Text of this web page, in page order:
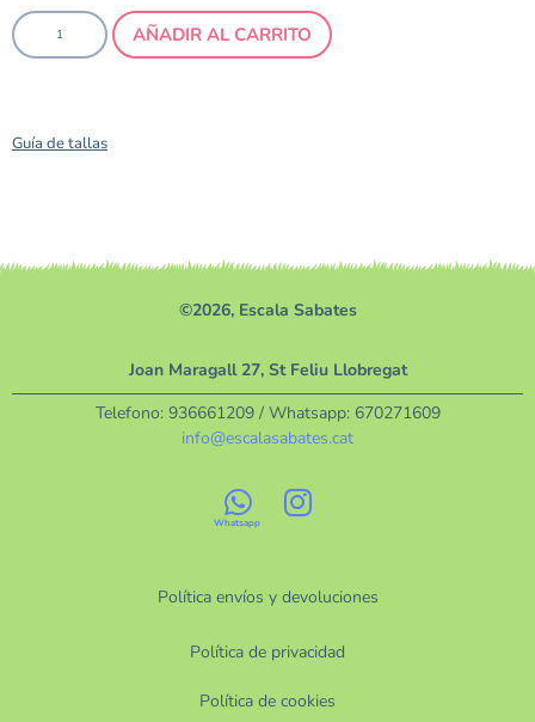
AÑADIR AL CARRITO
Guía de tallas
©2026, Escala Sabates
Política envíos y devoluciones
Política de privacidad
Política de cookies
Joan Maragall 27, St Feliu Llobregat
Telefono: 936661209/ Whatsapp: 670271609
info@escalasabates.cat